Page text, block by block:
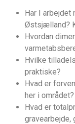
Har I arbejdet
Østsjælland?
Hvordan
Hvilke
praktiske?
Hvad er
her i området?
Hvad er
gravearbejde,